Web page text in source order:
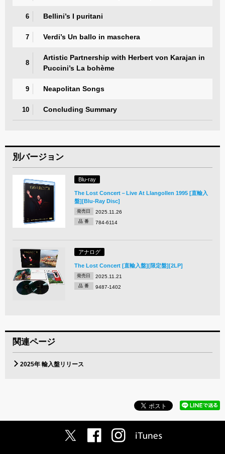
6 Bellini’s I puritani
7 Verdi’s Un ballo in maschera
8
Artistic Partnership with Herbert von Karajan in
Puccini’s La bohème
9 Neapolitan Songs
10 Concluding Summary
別バージョン
Blu-ray
The Lost Concert－Live At Llangollen 1995 [直輸入
盤][Blu-Ray Disc]
発売日 2025.11.26
品 番 784-6114
アナログ
The Lost Concert [直輸入盤][限定盤][2LP]
発売日 2025.11.21
品 番 9487-1402
関連ページ
2025年 輸入盤リリース